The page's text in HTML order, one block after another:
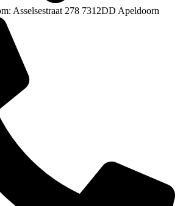
Asselsestraat 278 7312DD Apeldoorn